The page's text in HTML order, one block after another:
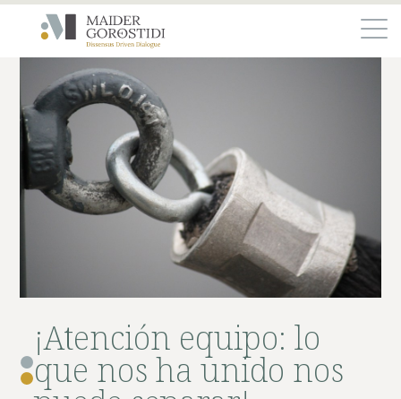
¡Atención equipo: lo
que nos ha unido nos